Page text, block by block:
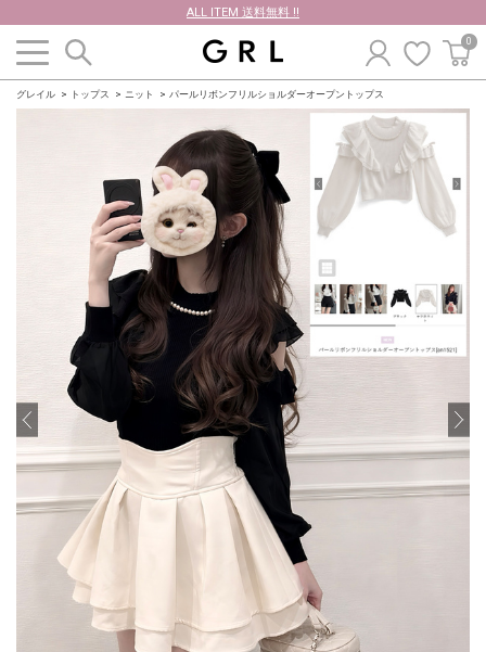
ALL ITEM 送料無料 !!
0
グレイル トップス ニット パールリボンフリルショルダーオープントップス